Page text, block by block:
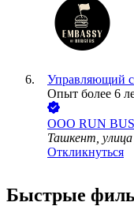
Управляющий
Опыт более 6
ООО RUN
Ташкент,
Откликнуться
Быстрые